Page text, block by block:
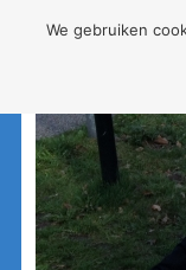
We gebruiken